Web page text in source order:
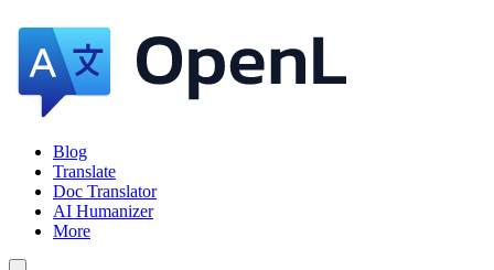
Blog
Translate
Doc Translator
AI Humanizer
More